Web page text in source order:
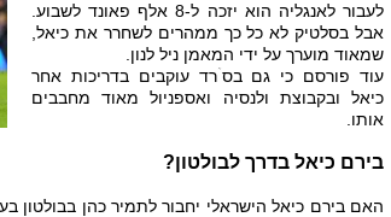
לעבור לאנגליה הוא יזכה ל-8 אלף פאונד לשבוע.
אבל בסלטיק לא כל כך ממהרים לשחרר את כיאל,
שמאוד מוערך על ידי המאמן ניל לנון.
עוד פורסם כי גם בסۤרד עוקבים בדריכות אחר
כיאל ובקבוצת ולנסיה ואספניול מאוד מחבבים
אותו.
בירם כיאל בדרך לבולטון?
האם בירם כיאל הישראלי יחבור לתמיר כהן בבולטון